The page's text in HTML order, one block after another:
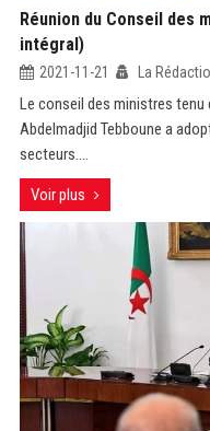
Réunion du Conseil des
intégral)
2021-11-21 La
Le conseil des ministres tenu
Abdelmadjid Tebboune a
secteurs....
Voir plus